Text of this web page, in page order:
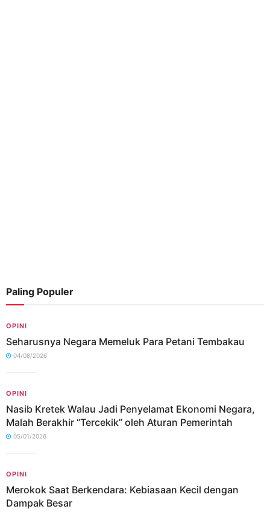
Paling Populer
OPINI
Seharusnya Negara Memeluk Para Petani Tembakau
04/08/2026
OPINI
Nasib Kretek Walau Jadi Penyelamat Ekonomi Negara,
Malah Berakhir “Tercekik” oleh Aturan Pemerintah
05/01/2026
OPINI
Merokok Saat Berkendara: Kebiasaan Kecil dengan
Dampak Besar